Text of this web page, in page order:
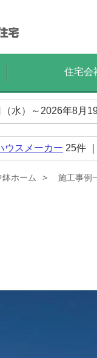
住宅会
水）～2026年8月
ウスメーカー 25件
鉢ホーム 施工事例